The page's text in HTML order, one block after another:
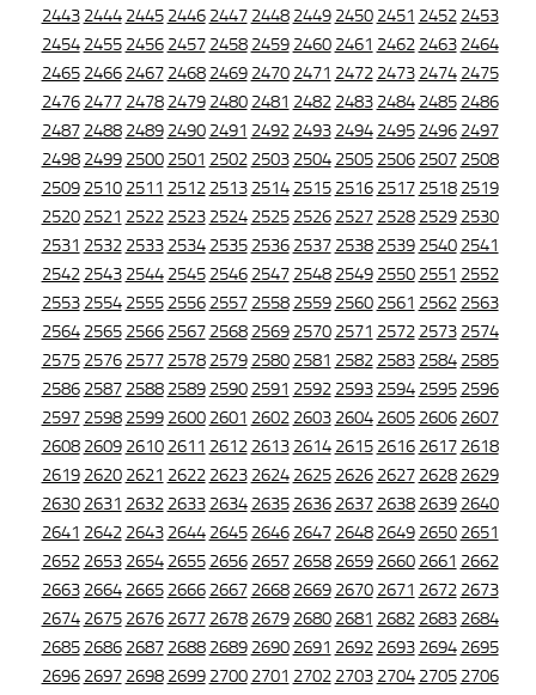
2443 2444 2445 2446 2447 2448 2449 2450 2451 2452 2453
2454 2455 2456 2457 2458 2459 2460 2461 2462 2463 2464
2465 2466 2467 2468 2469 2470 2471 2472 2473 2474 2475
2476 2477 2478 2479 2480 2481 2482 2483 2484 2485 2486
2487 2488 2489 2490 2491 2492 2493 2494 2495 2496 2497
2498 2499 2500 2501 2502 2503 2504 2505 2506 2507 2508
2509 2510 2511 2512 2513 2514 2515 2516 2517 2518 2519
2520 2521 2522 2523 2524 2525 2526 2527 2528 2529 2530
2531 2532 2533 2534 2535 2536 2537 2538 2539 2540 2541
2542 2543 2544 2545 2546 2547 2548 2549 2550 2551 2552
2553 2554 2555 2556 2557 2558 2559 2560 2561 2562 2563
2564 2565 2566 2567 2568 2569 2570 2571 2572 2573 2574
2575 2576 2577 2578 2579 2580 2581 2582 2583 2584 2585
2586 2587 2588 2589 2590 2591 2592 2593 2594 2595 2596
2597 2598 2599 2600 2601 2602 2603 2604 2605 2606 2607
2608 2609 2610 2611 2612 2613 2614 2615 2616 2617 2618
2619 2620 2621 2622 2623 2624 2625 2626 2627 2628 2629
2630 2631 2632 2633 2634 2635 2636 2637 2638 2639 2640
2641 2642 2643 2644 2645 2646 2647 2648 2649 2650 2651
2652 2653 2654 2655 2656 2657 2658 2659 2660 2661 2662
2663 2664 2665 2666 2667 2668 2669 2670 2671 2672 2673
2674 2675 2676 2677 2678 2679 2680 2681 2682 2683 2684
2685 2686 2687 2688 2689 2690 2691 2692 2693 2694 2695
2696 2697 2698 2699 2700 2701 2702 2703 2704 2705 2706